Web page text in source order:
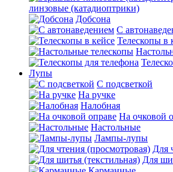
линзовые (катадиоптрики)
Добсона
С
Телескопы в
Лупы
С подсветкой
На ручке
Налобная
На очковой
Настольные
Лампы-лупы
Для
Для